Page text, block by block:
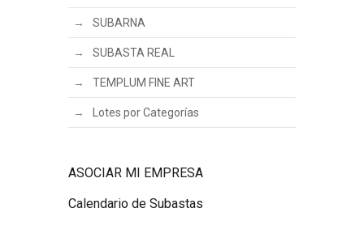
SUBARNA
SUBASTA REAL
TEMPLUM FINE ART
Lotes por Categorías
ASOCIAR MI EMPRESA
Calendario de Subastas